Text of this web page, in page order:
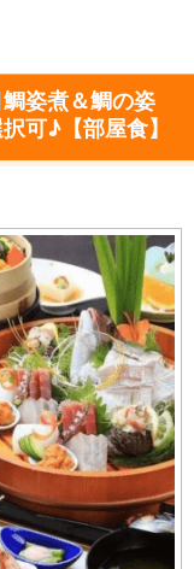
姿煮＆鯛の姿
可♪【部屋食】